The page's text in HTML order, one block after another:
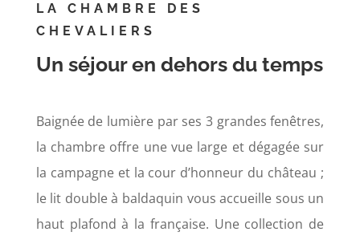
LA CHAMBRE DES
CHEVALIERS
Un séjour en dehors du temps
Baignée de lumière par ses 3 grandes fenêtres,
la chambre offre une vue large et dégagée sur
la campagne et la cour d’honneur du château ;
le lit double à baldaquin vous accueille sous un
haut plafond à la française. Une collection de